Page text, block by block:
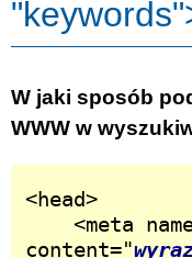
W jaki sposób
WWW w
<head>
content="